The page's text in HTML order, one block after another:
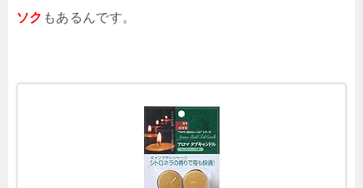
ソク もあるんです。